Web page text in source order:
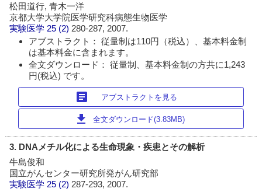
松田道行, 青木一洋
京都大学大学院医学研究科病態生物医学
実験医学 25 (2) 280-287, 2007.
アブストラクト： 従量制は110円（税込）、基本料金制
は基本料金に含まれます。
全文ダウンロード： 従量制、基本料金制の方共に1,243
円(税込) です。
article アブストラクトを見る
download 全文ダウンロード(3.83MB)
3. DNAメチル化による生命現象・疾患とその解析
牛島俊和
国立がんセンター研究所発がん研究部
実験医学 25 (2) 287-293, 2007.